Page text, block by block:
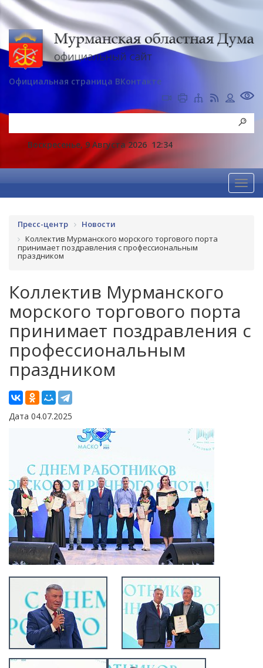
Официальная страница ВКонтакте
Воскресенье, 9 Августа 2026 12:34
Пресс-центр
Новости
Коллектив Мурманского морского торгового порта
принимает поздравления с профессиональным
праздником
Коллектив Мурманского
морского торгового порта
принимает поздравления с
профессиональным
праздником
Дата 04.07.2025